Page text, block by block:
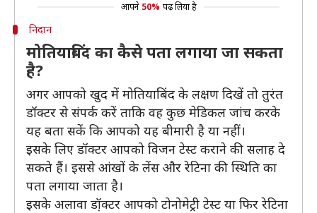
आपने 50% पढ़ लिया है
निदान
मोतियाबिंद का कैसे पता लगाया जा सकता
है?
अगर आपको खुद में मोतियाबिंद के लक्षण दिखें तो तुरंत
डॉक्टर से संपर्क करें ताकि वह कुछ मेडिकल जांच करके
यह बता सकें कि आपको यह बीमारी है या नहीं।
इसके लिए डॉक्टर आपको विजन टेस्ट कराने की सलाह दे
सकते हैं। इससे आंखों के लेंस और रेटिना की स्थिति का
पता लगाया जाता है।
इसके अलावा डॉ़क्टर आपको टोनोमेट्री टेस्ट या फिर रेटिना